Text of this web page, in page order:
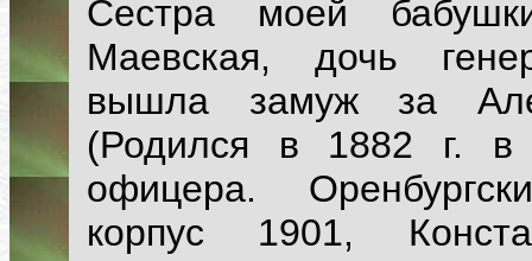
Сестра моей
Маевская, дочь
вышла замуж за
(Родился в 1882 г. в
офицера.
корпус 1901,